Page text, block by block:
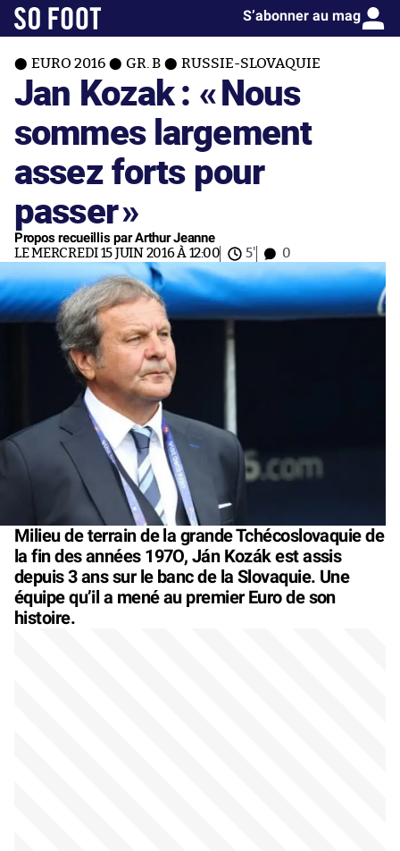
S’abonner au mag
EURO 2016 GR. B RUSSIE-SLOVAQUIE
Jan Kozak : «Nous
sommes largement
assez forts pour
passer»
Propos recueillis par Arthur Jeanne
LE MERCREDI 15 JUIN 2016 À 12:00 5' 0
Milieu de terrain de la grande Tchécoslovaquie de
la fin des années 197O, Ján Kozák est assis
depuis 3 ans sur le banc de la Slovaquie. Une
équipe qu’il a mené au premier Euro de son
histoire.